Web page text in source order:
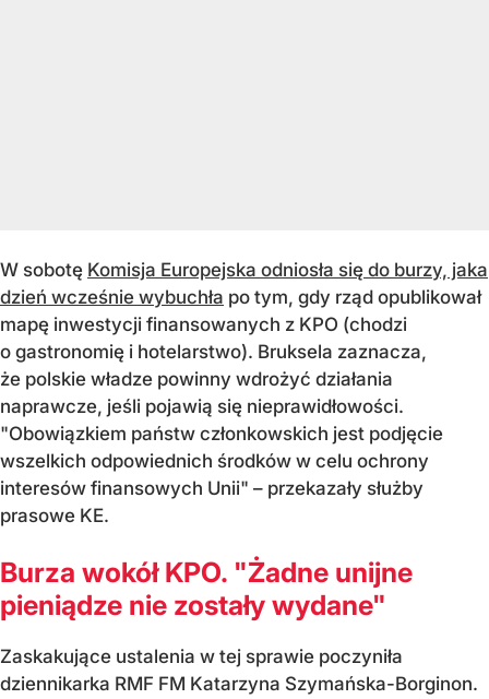
W sobotę Komisja Europejska odniosła się do burzy, jaka
dzień wcześnie wybuchła po tym, gdy rząd opublikował
mapę inwestycji finansowanych z KPO (chodzi
o gastronomię i hotelarstwo). Bruksela zaznacza,
że polskie władze powinny wdrożyć działania
naprawcze, jeśli pojawią się nieprawidłowości.
"Obowiązkiem państw członkowskich jest podjęcie
wszelkich odpowiednich środków w celu ochrony
interesów finansowych Unii" – przekazały służby
prasowe KE.
Burza wokół KPO. "Żadne unijne
pieniądze nie zostały wydane"
Zaskakujące ustalenia w tej sprawie poczyniła
dziennikarka RMF FM Katarzyna Szymańska-Borginon.